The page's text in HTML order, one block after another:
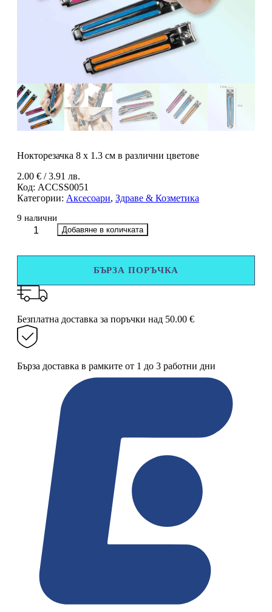
Нокторезачка 8 x 1.3 см в различни цветове
2.00 € / 3.91 лв.
Код: ACCSS0051
Категории: Аксесоари, Здраве & Козметика
9 налични
количество
1.3
см
различни
цветове
Добавяне в количката
БЪРЗА ПОРЪЧКА
Безплатна доставка за поръчки над 50.00 €
Бърза доставка в рамките от 1 до 3 работни дни